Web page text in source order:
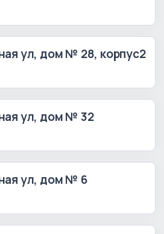
ул, дом № 28, корпус2
ул, дом № 32
ул, дом № 6